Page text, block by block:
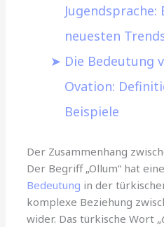
neuesten
Die Bedeutung
Ovation:
Beispiele
Der Zusammenhang
Der Begriff „Ollum“ hat
Bedeutung in der
komplexe Beziehung
wider. Das türkische Wort